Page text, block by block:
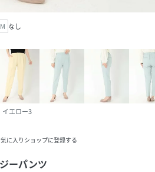
M なし
イエロー3
に入りショップに登録する
ーパンツ